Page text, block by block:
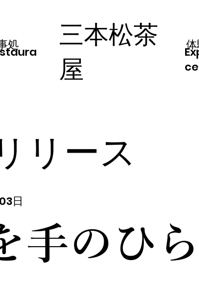
三本松茶
屋
処
ce
リース
日
手のひら